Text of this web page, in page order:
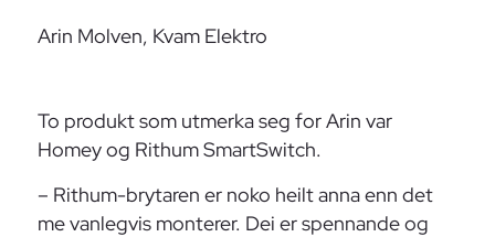
Arin Molven, Kvam Elektro
To produkt som utmerka seg for Arin var
Homey og Rithum SmartSwitch.
– Rithum-brytaren er noko heilt anna enn det
me vanlegvis monterer. Dei er spennande og